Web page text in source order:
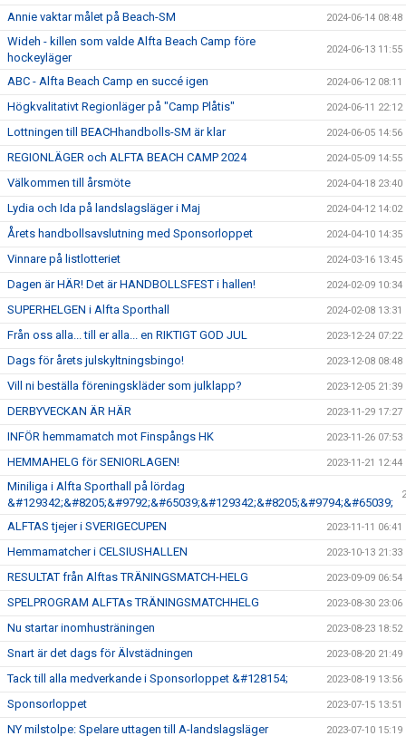
Annie vaktar målet på Beach-SM 2024-06-14 08:48
Wideh - killen som valde Alfta Beach Camp före
hockeyläger
2024-06-13 11:55
ABC - Alfta Beach Camp en succé igen 2024-06-12 08:11
Högkvalitativt Regionläger på "Camp Plåtis" 2024-06-11 22:12
Lottningen till BEACHhandbolls-SM är klar 2024-06-05 14:56
REGIONLÄGER och ALFTA BEACH CAMP 2024 2024-05-09 14:55
Välkommen till årsmöte 2024-04-18 23:40
Lydia och Ida på landslagsläger i Maj 2024-04-12 14:02
Årets handbollsavslutning med Sponsorloppet 2024-04-10 14:35
Vinnare på listlotteriet 2024-03-16 13:45
Dagen är HÄR! Det är HANDBOLLSFEST i hallen! 2024-02-09 10:34
SUPERHELGEN i Alfta Sporthall 2024-02-08 13:31
Från oss alla... till er alla... en RIKTIGT GOD JUL 2023-12-24 07:22
Dags för årets julskyltningsbingo! 2023-12-08 08:48
Vill ni beställa föreningskläder som julklapp? 2023-12-05 21:39
DERBYVECKAN ÄR HÄR 2023-11-29 17:27
INFÖR hemmamatch mot Finspångs HK 2023-11-26 07:53
HEMMAHELG för SENIORLAGEN! 2023-11-21 12:44
Miniliga i Alfta Sporthall på lördag
&#129342;&#8205;&#9792;&#65039;&#129342;&#8205;&#9794;&#65039;
ALFTAS tjejer i SVERIGECUPEN 2023-11-11 06:41
Hemmamatcher i CELSIUSHALLEN 2023-10-13 21:33
RESULTAT från Alftas TRÄNINGSMATCH-HELG 2023-09-09 06:54
SPELPROGRAM ALFTAs TRÄNINGSMATCHHELG 2023-08-30 23:06
Nu startar inomhusträningen 2023-08-23 18:52
Snart är det dags för Älvstädningen 2023-08-20 21:49
Tack till alla medverkande i Sponsorloppet &#128154; 2023-08-19 13:56
Sponsorloppet 2023-07-15 13:51
NY milstolpe: Spelare uttagen till A-landslagsläger 2023-07-10 15:19